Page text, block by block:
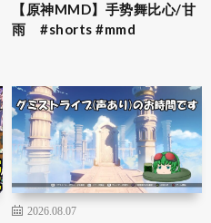
【原神MMD】手势舞比心/甘
雨 #shorts #mmd
2026.08.07